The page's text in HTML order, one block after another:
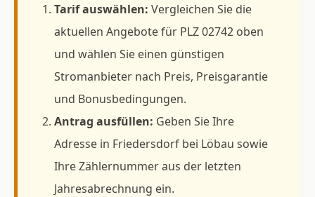
Tarif auswählen: Vergleichen Sie die
aktuellen Angebote für PLZ 02742 oben
und wählen Sie einen günstigen
Stromanbieter nach Preis, Preisgarantie
und Bonusbedingungen.
Antrag ausfüllen: Geben Sie Ihre
Adresse in Friedersdorf bei Löbau sowie
Ihre Zählernummer aus der letzten
Jahresabrechnung ein.